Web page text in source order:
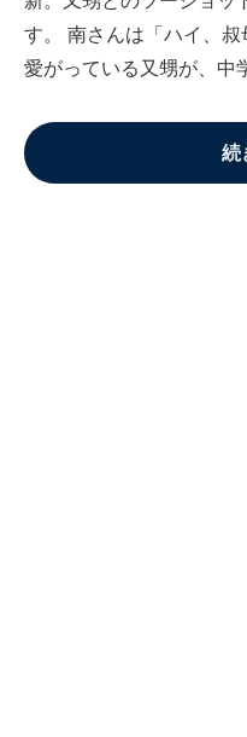
す。 南さんは「ハイ、
愛がっている又甥が、中
続